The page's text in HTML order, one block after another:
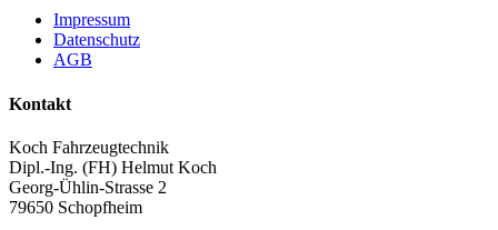
Impressum
Datenschutz
AGB
Kontakt
Koch Fahrzeugtechnik
Dipl.-Ing. (FH) Helmut Koch
Georg-Ühlin-Strasse 2
79650 Schopfheim